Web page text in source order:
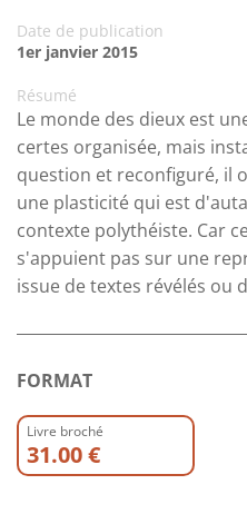
Date de publication
1er janvier 2015
Résumé
Le monde des dieux est
certes organisée, mais
question et reconfiguré, il
une plasticité qui est
contexte polythéiste. Car
s'appuient pas sur une
issue de textes révélés ou
FORMAT
Livre broché
31.00 €